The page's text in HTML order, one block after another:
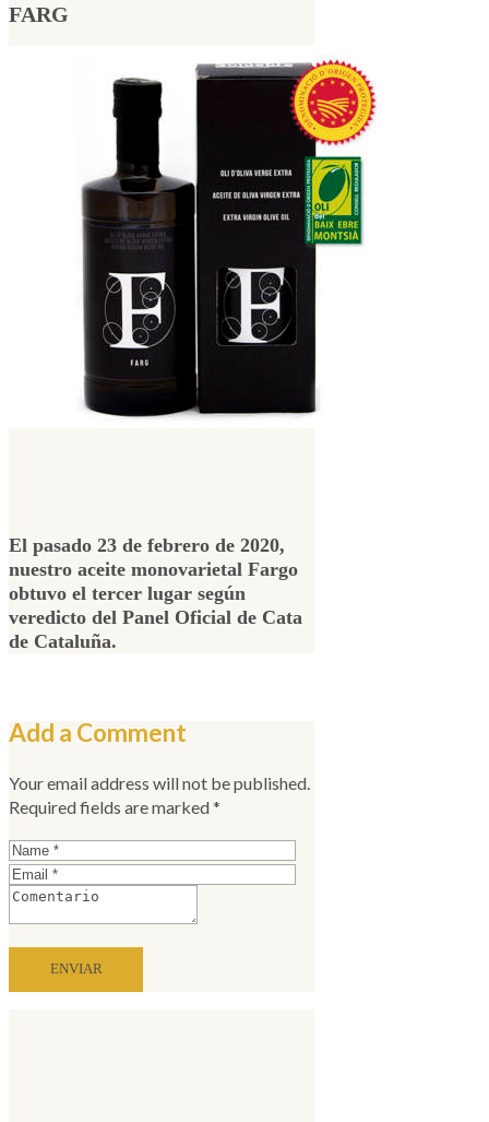
FARG
El pasado 23 de febrero de 2020,
nuestro aceite monovarietal Fargo
obtuvo el tercer lugar según
veredicto del Panel Oficial de Cata
de Cataluña.
Add a Comment
Your email address will not be published.
Required fields are marked *